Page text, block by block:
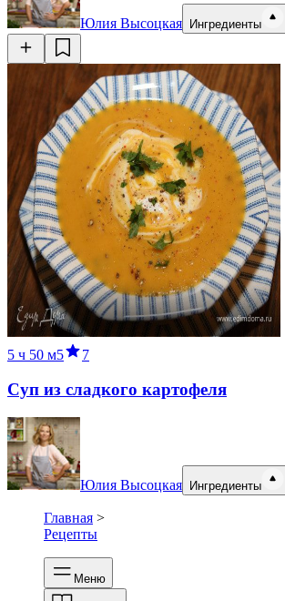
Юлия Высоцкая Ингредиенты
5 ч 50 м5 7
Суп из сладкого картофеля
Юлия Высоцкая Ингредиенты
Главная >
Рецепты
Меню